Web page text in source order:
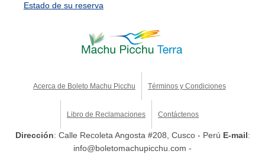
Estado de su reserva
Acerca de Boleto Machu Picchu Términos y Condiciones
Libro de Reclamaciones Contáctenos
Dirección: Calle Recoleta Angosta #208, Cusco - Perú E-mail:
info@boletomachupicchu.com -